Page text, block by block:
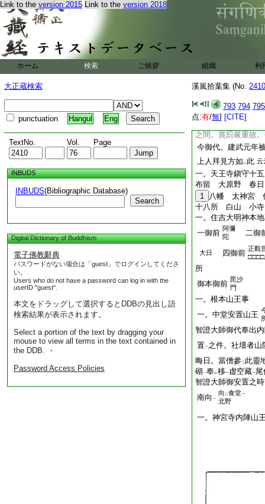
Link to the version 2015 Link to the version 2018
ホーム 検索 ご挨拶 組織 利
大正蔵検索
punctuation Hangul Eng
TextNo. Vol. Page
INBUDS
INBUDS(Bibliographic Database)
Search
Digital Dictionary of Buddhism
電子佛教辭典
パスワードがない場合は「guest」でログインしてくださ
い。
Users who do not have a password can log in with the
userID "guest".
本文をドラッグして選択するとDDBの見出し語
検索結果が表示されます。
Select a portion of the text by dragging your
mouse to view all terms in the text contained in
the DDB. ・
Password Access Policies
溪嵐拾葉集 (No.
793 794 795
点:有/無] [CITE]
口云。神明降臨神
レ體也 云云 娑
也。是一。又云。
彌陀也
心數
是故曰レ天。如意輪
意輪事。深可
思
起者。防二阿修羅難ヲ
音。者。修羅道之
合之
。師
之間。賞罰嚴重故
今御代。建武元年
上人拜見方如 レ此 云
一。天王寺鎭守十
布留 大原野 春
1 八幡 太神宮
十八所 白山 小
一。住吉大明神本
一御前 阿彌
陀
二御
大日 四御前 正觀
□□□□
所
御本御前 毘沙
門
一。根本山王事
一。中堂安置山王
智證大師御代奉出
置一之件。社壇者山
晦日。當僧參二 此靈
砌一奉レ移一虚空藏一
智證大師御安置之
南向 一
向 二食堂一
北野
一。神宮寺内陣山